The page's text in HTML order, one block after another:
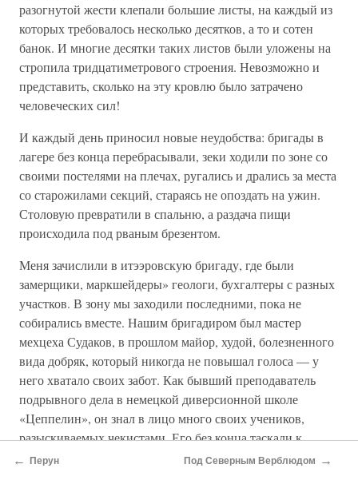
разогнутой жести клепали большие листы, на каждый из
которых требовалось несколько десятков, а то и сотен
банок. И многие десятки таких листов были уложены на
стропила тридцатиметрового строения. Невозможно и
представить, сколько на эту кровлю было затрачено
человеческих сил!
И каждый день приносил новые неудобства: бригады в
лагере без конца перебрасывали, зеки ходили по зоне со
своими постелями на плечах, ругались и дрались за места
со старожилами секций, стараясь не опоздать на ужин.
Столовую превратили в спальню, а раздача пищи
происходила под рваным брезентом.
Меня зачислили в итээровскую бригаду, где были
замерщики, маркшейдеры» геологи, бухгалтеры с разных
участков. В зону мы заходили последними, пока не
собирались вместе. Нашим бригадиром был мастер
мехцеха Судаков, в прошлом майор, худой, болезненного
вида добряк, который никогда не повышал голоса — у
него хватало своих забот. Как бывший преподаватель
подрывного дела в немецкой диверсионной школе
«Цеппелин», он знал в лицо много своих учеников,
разыскиваемых чекистами. Его без конца таскали к
оперу, который раскрывал альбомы с фотографиями для
← Перун Под Северным Верблюдом →